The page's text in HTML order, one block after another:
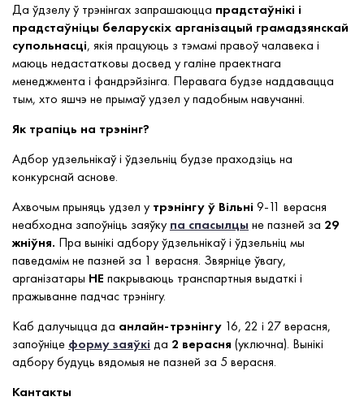
Да ўдзелу ў трэнінгах запрашаюцца прадстаўнікі і
прадстаўніцы беларускіх арганізацый грамадзянскай
супольнасці, якія працуюць з тэмамі правоў чалавека і
маюць недастатковы досвед у галіне праектнага
менеджмента і фандрэйзінга. Перавага будзе наддавацца
тым, хто яшчэ не прымаў удзел у падобным навучанні.
Як трапіць на трэнінг?
Адбор удзельнікаў і ўдзельніц будзе праходзіць на
конкурснай аснове.
Ахвочым прыняць удзел у трэнінгу ў Вільні 9-11 верасня
неабходна запоўніць заяўку па спасылцы не пазней за 29
жніўня. Пра вынікі адбору ўдзельнікаў і ўдзельніц мы
паведамім не пазней за 1 верасня. Звярніце ўвагу,
арганізатары НЕ пакрываюць транспартныя выдаткі і
пражыванне падчас трэнінгу.
Каб далучыцца да анлайн-трэнінгу 16, 22 і 27 верасня,
запоўніце форму заяўкі да 2 верасня (уключна). Вынікі
адбору будуць вядомыя не пазней за 5 верасня.
Кантакты